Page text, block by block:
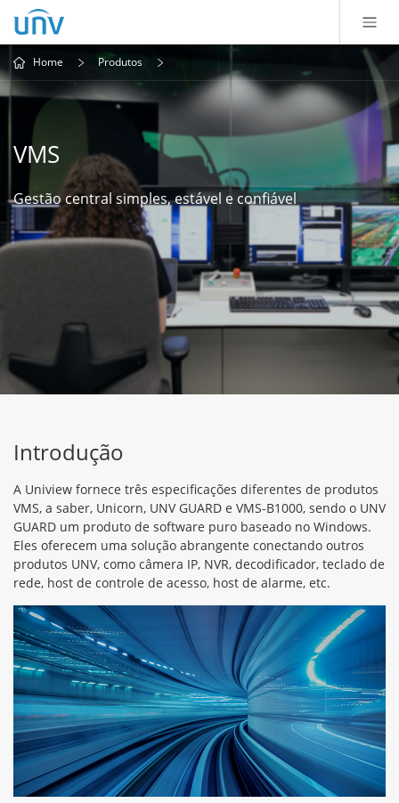
Home Produtos
VMS
Gestão central simples, estável e confiável
Introdução
A Uniview fornece três especificações diferentes de produtos
VMS, a saber, Unicorn, UNV GUARD e VMS-B1000, sendo o UNV
GUARD um produto de software puro baseado no Windows.
Eles oferecem uma solução abrangente conectando outros
produtos UNV, como câmera IP, NVR, decodificador, teclado de
rede, host de controle de acesso, host de alarme, etc.